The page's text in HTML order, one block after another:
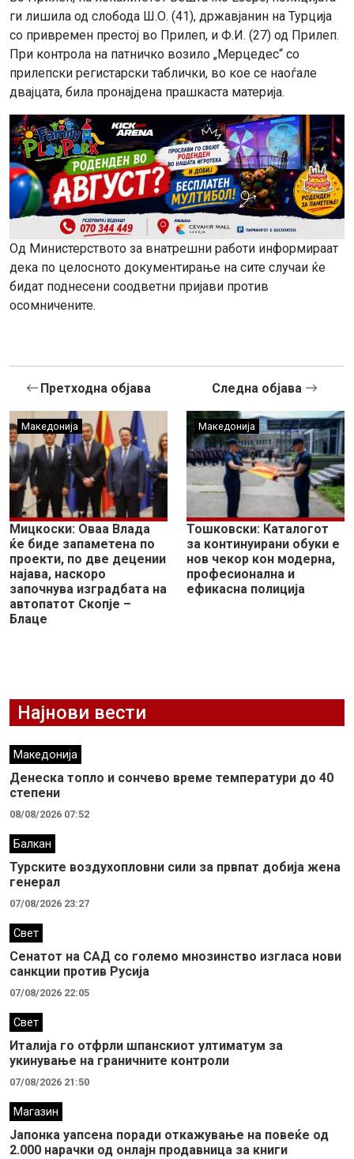
ги лишила од слобода Ш.О. (41), државјанин на Турција
со привремен престој во Прилеп, и Ф.И. (27) од Прилеп.
При контрола на патничко возило „Мерцедес“ со
прилепски регистарски таблички, во кое се наоѓале
двајцата, била пронајдена прашкаста материја.
Од Министерството за внатрешни работи информираат
дека по целосното документирање на сите случаи ќе
бидат поднесени соодветни пријави против
осомничените.
Претходна објава
Македонија
Мицкоски: Оваа Влада
ќе биде запаметена по
проекти, по две децении
најава, наскоро
започнува изградбата на
автопатот Скопје –
Блаце
Следна објава
Македонија
Тошковски: Каталогот
за континуирани обуки е
нов чекор кон модерна,
професионална и
ефикасна полиција
Најнови вести
Македонија
Денеска топло и сончево време температури до 40
степени
08/08/2026 07:52
Балкан
Турските воздухопловни сили за првпат добија жена
генерал
07/08/2026 23:27
Свет
Сенатот на САД со големо мнозинство изгласа нови
санкции против Русија
07/08/2026 22:05
Свет
Италија го отфрли шпанскиот ултиматум за
укинување на граничните контроли
07/08/2026 21:50
Магазин
Јапонка уапсена поради откажување на повеќе од
2.000 нарачки од онлајн продавница за книги